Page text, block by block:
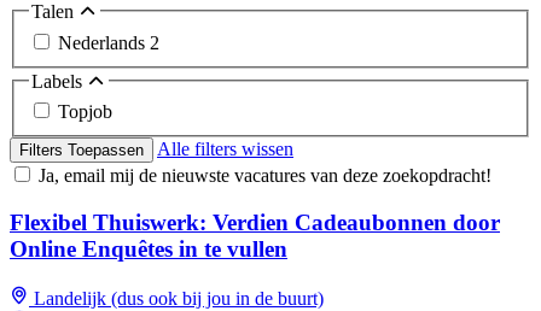
Talen
Nederlands 2
Labels
Topjob
Filters Toepassen
Alle filters wissen
Ja, email mij de nieuwste vacatures van deze zoekopdracht!
Flexibel Thuiswerk: Verdien Cadeaubonnen door
Online Enquêtes in te vullen
Landelijk (dus ook bij jou in de buurt)